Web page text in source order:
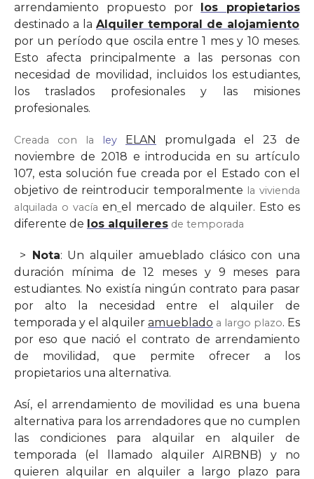
arrendamiento propuesto por los propietarios
destinado a la Alquiler temporal de alojamiento
por un período que oscila entre 1 mes y 10 meses.
Esto afecta principalmente a las personas con
necesidad de movilidad, incluidos los estudiantes,
los traslados profesionales y las misiones
profesionales.
Creada con la ley ELAN
promulgada el 23 de
noviembre de 2018 e introducida en su artículo
107, esta solución fue creada por el Estado con el
objetivo de reintroducir temporalmente la vivienda
alquilada o vacía en el mercado de alquiler. Esto es
diferente de los alquileres de temporada
> Nota: Un alquiler amueblado clásico con una
duración mínima de 12 meses y 9 meses para
estudiantes. No existía ningún contrato para pasar
por alto la necesidad entre el alquiler de
temporada y el alquiler amueblado a largo plazo. Es
por eso que nació el contrato de arrendamiento
de movilidad, que permite ofrecer a los
propietarios una alternativa.
Así, el arrendamiento de movilidad es una buena
alternativa para los arrendadores que no cumplen
las condiciones para alquilar en alquiler de
temporada (el llamado alquiler AIRBNB) y no
quieren alquilar en alquiler a largo plazo para